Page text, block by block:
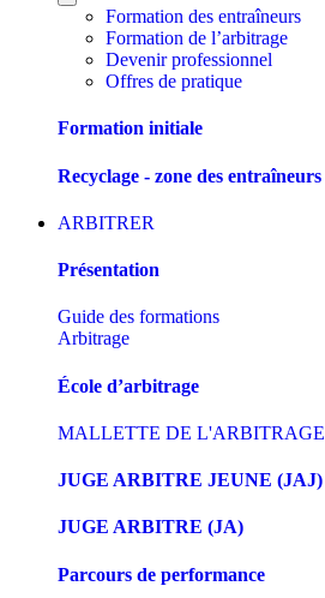
Formation des entraîneurs
Formation de l’arbitrage
Devenir professionnel
Offres de pratique
Formation initiale
Recyclage - zone des entraîneurs
ARBITRER
Présentation
Guide des formations
Arbitrage
École d’arbitrage
MALLETTE DE L'ARBITRAGE
JUGE ARBITRE JEUNE (JAJ)
JUGE ARBITRE (JA)
Parcours de performance